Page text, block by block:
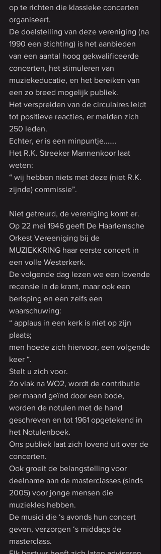
op te richten die klassieke concerten
organiseert.
De doelstelling van deze vereniging (na
1990 een stichting) is het aanbieden
van een aantal hoog gekwalificeerde
concerten, het stimuleren van
muziekeducatie, en het bereiken van
een zo breed mogelijk publiek.
Het verspreiden van de circulaires leidt
tot positieve reacties, er melden zich
250 leden.
Echter, er is een minpuntje…….
Het R.K. Streeker Mannenkoor laat
weten:
“ wij hebben niets met deze (niet R.K.
zijnde) commissie”.
Niet getreurd, de vereniging komt er.
Op 22 mei 1946 geeft De Haarlemsche
Orkest Vereeniging bij de
MUZIEKKRING haar eerste concert in
een volle Westerkerk.
De volgende dag lezen we een lovende
recensie in de krant, maar ook een
berisping en een zelfs een
waarschuwing:
“ applaus in een kerk is niet op zijn
plaats;
men hoede zich hiervoor, een volgende
keer “.
Stelt u zich voor.
Zo vlak na WO2, wordt de contributie
per maand geïnd door een bode,
worden de notulen met de hand
geschreven en tot 1961 opgetekend in
het Notulenboek.
Ons publiek laat zich lovend uit over de
concerten.
Ook groeit de belangstelling voor
deelname aan de masterclasses (sinds
2005) voor jonge mensen die
muziekles hebben.
De musici die ‘s avonds hun concert
geven, verzorgen ‘s middags de
masterclass.